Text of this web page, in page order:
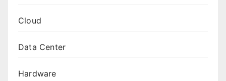
Cloud
Data Center
Hardware